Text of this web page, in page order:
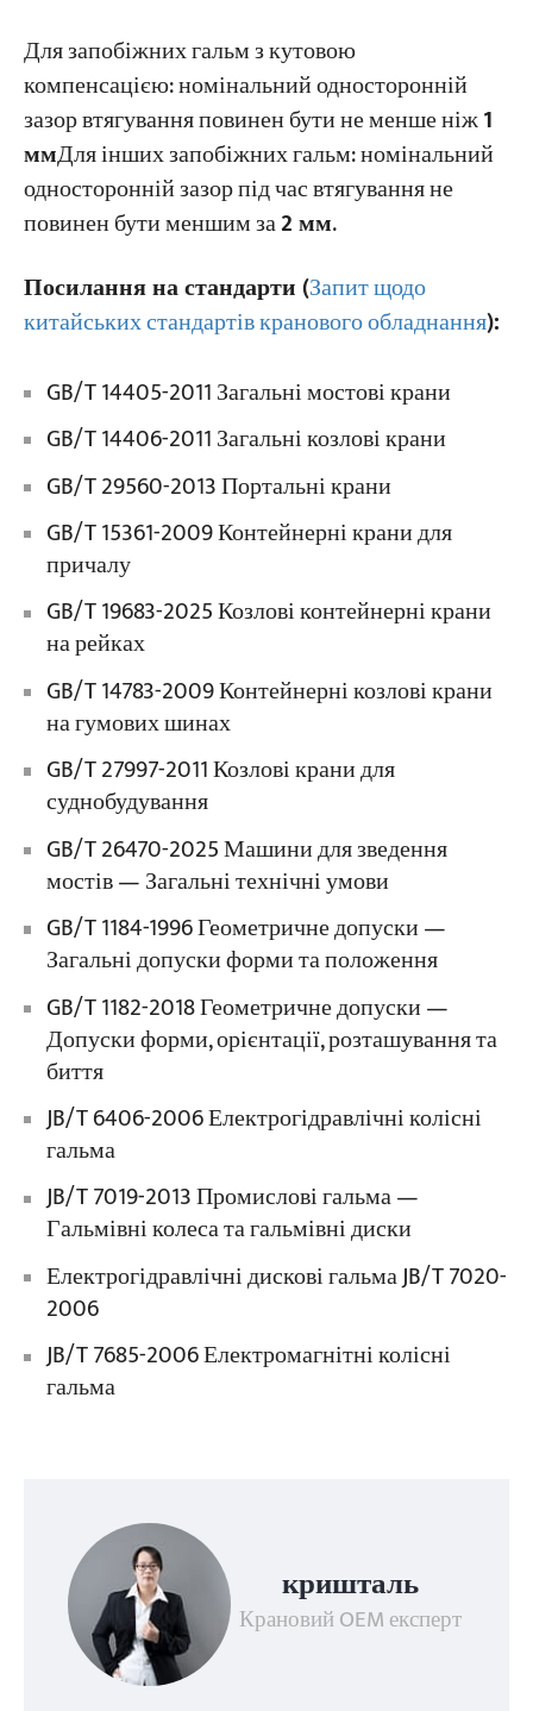
Для запобіжних гальм з кутовою
компенсацією: номінальний односторонній
зазор втягування повинен бути не менше ніж1
ммДля інших запобіжних гальм: номінальний
односторонній зазор під час втягування не
повинен бути меншим за2 мм.
Посилання на стандарти (Запит щодо
китайських стандартів кранового обладнання):
GB/T 14405-2011 Загальні мостові крани
GB/T 14406-2011 Загальні козлові крани
GB/T 29560-2013 Портальні крани
GB/T 15361-2009 Контейнерні крани для
причалу
GB/T 19683-2025 Козлові контейнерні крани
на рейках
GB/T 14783-2009 Контейнерні козлові крани
на гумових шинах
GB/T 27997-2011 Козлові крани для
суднобудування
GB/T 26470-2025 Машини для зведення
мостів — Загальні технічні умови
GB/T 1184-1996 Геометричне допуски —
Загальні допуски форми та положення
GB/T 1182-2018 Геометричне допуски —
Допуски форми, орієнтації, розташування та
биття
JB/T 6406-2006 Електрогідравлічні колісні
гальма
JB/T 7019-2013 Промислові гальма —
Гальмівні колеса та гальмівні диски
Електрогідравлічні дискові гальма JB/T 7020-
2006
JB/T 7685-2006 Електромагнітні колісні
гальма
кришталь
Крановий OEM експерт